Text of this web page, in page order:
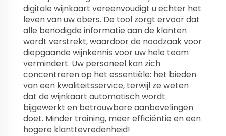
digitale wijnkaart vereenvoudigt u echter het
leven van uw obers. De tool zorgt ervoor dat
alle benodigde informatie aan de klanten
wordt verstrekt, waardoor de noodzaak voor
diepgaande wijnkennis voor uw hele team
vermindert. Uw personeel kan zich
concentreren op het essentiële: het bieden
van een kwaliteitsservice, terwijl ze weten
dat de wijnkaart automatisch wordt
bijgewerkt en betrouwbare aanbevelingen
doet. Minder training, meer efficiëntie en een
hogere klanttevredenheid!